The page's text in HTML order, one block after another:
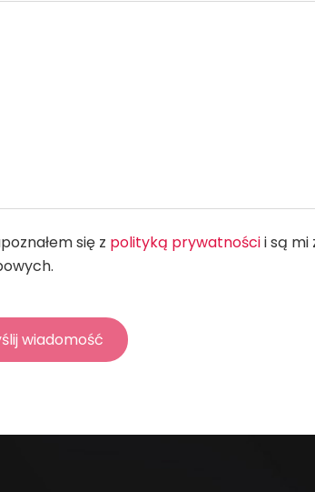
się z polityką prywatnościi są mi